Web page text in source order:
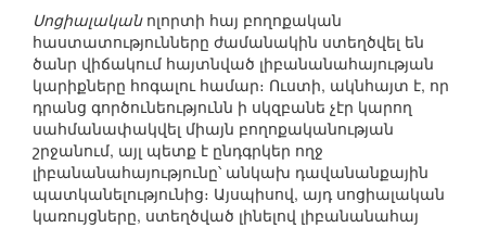
Սոցիալականոլորտի հայ բողոքական
հաստատությունները ժամանակին ստեղծվել են
ծանր վիճակում հայտնված լիբանանահայության
կարիքները հոգալու համար։ Ուստի, ակնհայտ է, որ
դրանց գործունեությունն ի սկզբանե չէր կարող
սահմանափակվել միայն բողոքականության
շրջանում, այլ պետք է ընդգրկեր ողջ
լիբանանահայությունը՝ անկախ դավանանքային
պատկանելությունից։ Այսպիսով, այդ սոցիալական
կառույցները, ստեղծված լինելով լիբանանահայ